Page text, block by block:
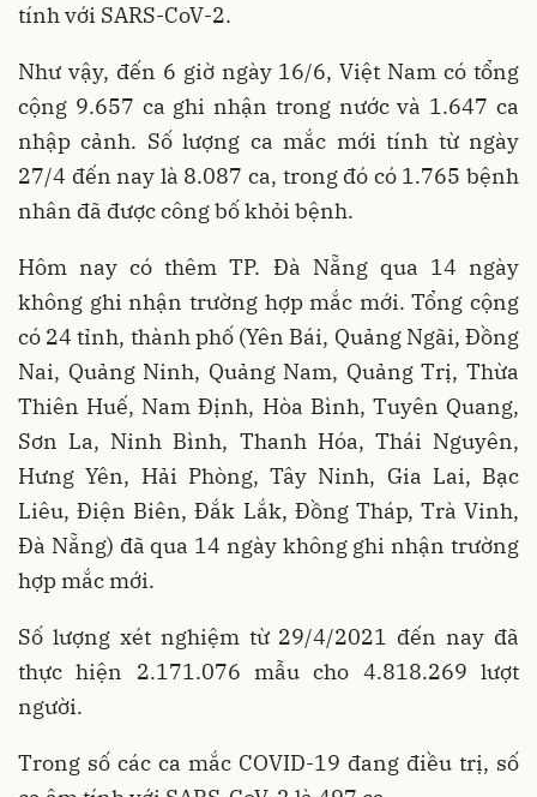
tính với SARS-CoV-2.
Như vậy, đến 6 giờ ngày 16/6, Việt Nam có tổng
cộng 9.657 ca ghi nhận trong nước và 1.647 ca
nhập cảnh. Số lượng ca mắc mới tính từ ngày
27/4 đến nay là 8.087 ca, trong đó có 1.765 bệnh
nhân đã được công bố khỏi bệnh.
Hôm nay có thêm TP. Đà Nẵng qua 14 ngày
không ghi nhận trường hợp mắc mới. Tổng cộng
có 24 tỉnh, thành phố (Yên Bái, Quảng Ngãi, Đồng
Nai, Quảng Ninh, Quảng Nam, Quảng Trị, Thừa
Thiên Huế, Nam Định, Hòa Bình, Tuyên Quang,
Sơn La, Ninh Bình, Thanh Hóa, Thái Nguyên,
Hưng Yên, Hải Phòng, Tây Ninh, Gia Lai, Bạc
Liêu, Điện Biên, Đắk Lắk, Đồng Tháp, Trà Vinh,
Đà Nẵng) đã qua 14 ngày không ghi nhận trường
hợp mắc mới.
Số lượng xét nghiệm từ 29/4/2021 đến nay đã
thực hiện 2.171.076 mẫu cho 4.818.269 lượt
người.
Trong số các ca mắc COVID-19 đang điều trị, số